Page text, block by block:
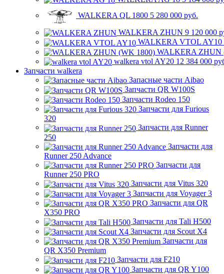
WALKERA QL 1800 5 280 000 руб.
WALKERA ZHUN 9 120 000
WALKERA VTOL AY10
WALKERA ZHUN
walkera vtol AY20 12 384 000
Запчасти walkera
Запасные части Aibao
Запчасти QR W100S
Запчасти Rodeo 150
Запчасти для Furious
320
Запчасти для Runner
250
Запчасти для
Runner 250 Advance
Запчасти для
Runner 250 PRO
Запчасти для Vitus 320
Запчасти для Voyager 3
Запчасти для QR
X350 PRO
Запчасти для Tali H500
Запчасти для Scout X4
Запчасти для
QR X350 Premium
Запчасти для F210
Запчасти для QR Y100